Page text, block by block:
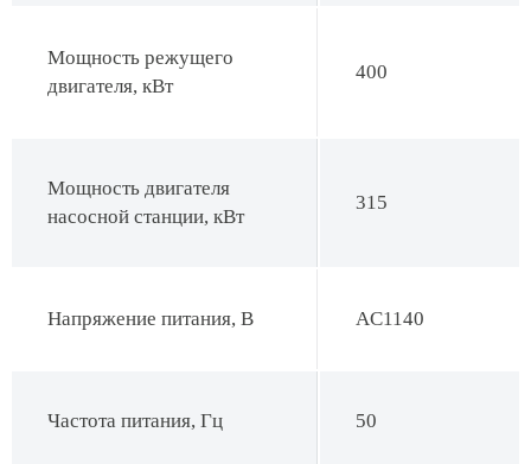
Мощность режущего
двигателя, кВт
400
Мощность двигателя
насосной станции, кВт
315
Напряжение питания, В AC1140
Частота питания, Гц 50